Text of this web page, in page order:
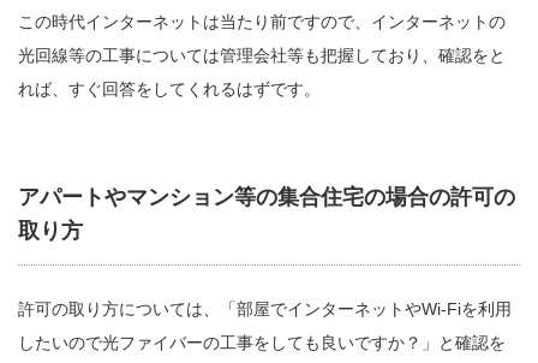
この時代インターネットは当たり前ですので、インターネットの
光回線等の工事については管理会社等も把握しており、確認をと
れば、すぐ回答をしてくれるはずです。
アパートやマンション等の集合住宅の場合の許可の
取り方
許可の取り方については、「部屋でインターネットやWi-Fiを利用
したいので光ファイバーの工事をしても良いですか？」と確認を